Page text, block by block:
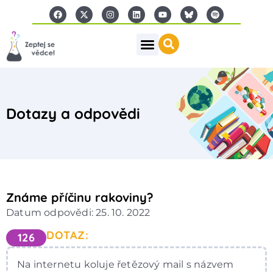
Dotazy a odpovědi
Známe příčinu rakoviny?
Datum odpovědi: 25. 10. 2022
126 DOTAZ:
Na internetu koluje řetězový mail s názvem